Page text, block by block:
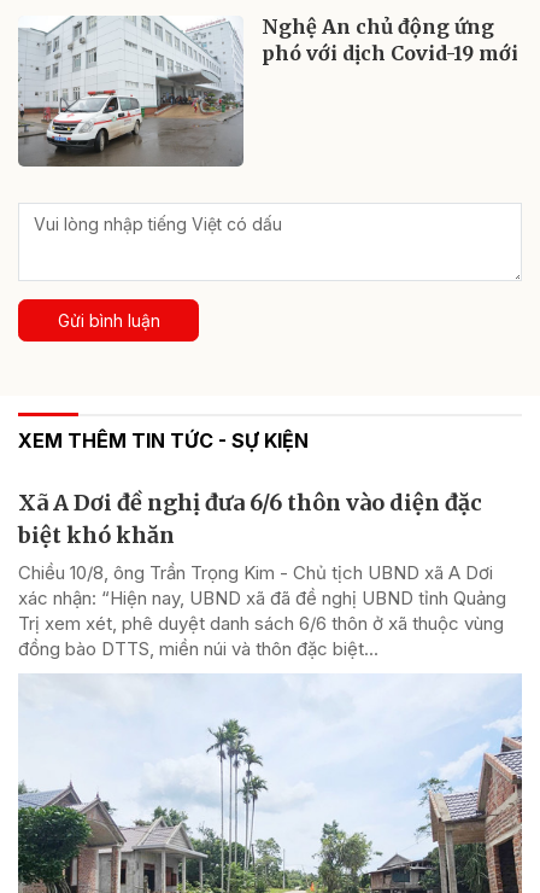
Nghệ An chủ động ứng
phó với dịch Covid-19 mới
Gửi bình luận
XEM THÊM TIN TỨC - SỰ KIỆN
Xã A Dơi đề nghị đưa 6/6 thôn vào diện đặc
biệt khó khăn
Chiều 10/8, ông Trần Trọng Kim - Chủ tịch UBND xã A Dơi
xác nhận: “Hiện nay, UBND xã đã đề nghị UBND tỉnh Quảng
Trị xem xét, phê duyệt danh sách 6/6 thôn ở xã thuộc vùng
đồng bào DTTS, miền núi và thôn đặc biệt...